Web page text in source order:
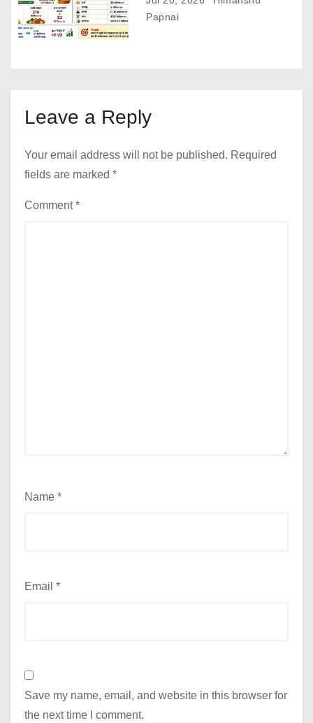
Papnai
Leave a Reply
Your email address will not be published. Required
fields are marked *
Comment*
Name *
Email *
Save my name, email, and website in this browser for
the next time I comment.